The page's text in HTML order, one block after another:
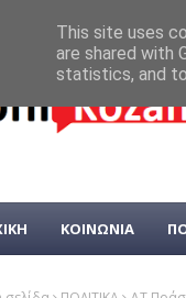
ΚΟΙΝΩΝΙΑ
This site uses
are shared with
statistics, and